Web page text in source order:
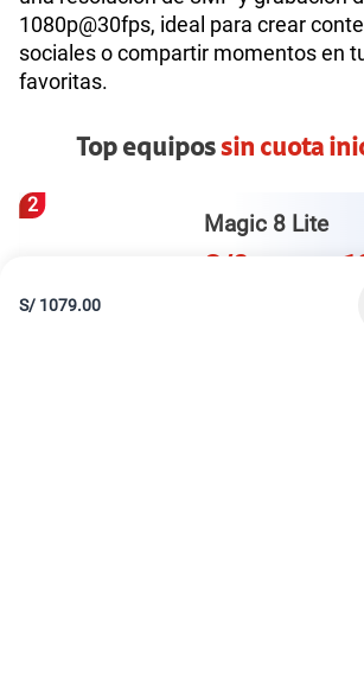
América Móvil Perú S.A.C. | RUC 20467534026
Todos los derechos reservados 2026
Condiciones de garantía de
Política de Privacidad|Derechos